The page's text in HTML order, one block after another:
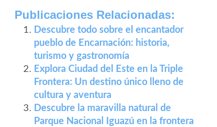
Publicaciones Relacionadas:
Descubre todo sobre el encantador
pueblo de Encarnación: historia,
turismo y gastronomía
Explora Ciudad del Este en la Triple
Frontera: Un destino único lleno de
cultura y aventura
Descubre la maravilla natural de
Parque Nacional Iguazú en la frontera